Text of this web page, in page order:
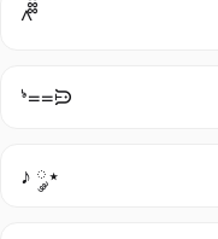
^᪲᪲᪲
ᔉ᐀᐀ᙌ
♪ ༘⋆